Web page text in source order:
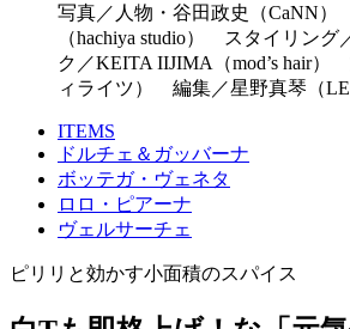
写真／人物・谷田政史（CaNN
（hachiya studio） スタイリン
ク／KEITA IIJIMA（mod’s hair
ィライツ） 編集／星野真琴（
ITEMS
ドルチェ＆ガッバーナ
ボッテガ・ヴェネタ
ロロ・ピアーナ
ヴェルサーチェ
ピリリと効かす小面積のスパイス